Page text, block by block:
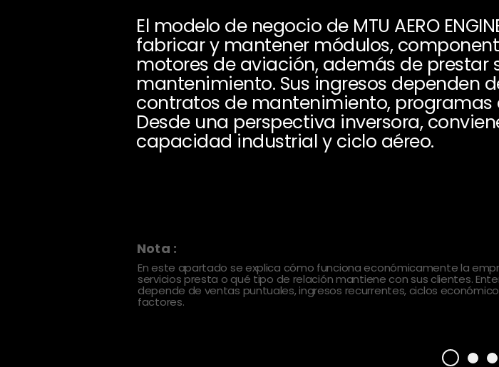
El modelo de negocio de MTU AERO
fabricar y mantener módulos,
motores de aviación, además de prestar
mantenimiento. Sus ingresos dependen
contratos de mantenimiento, programas
Desde una perspectiva inversora,
capacidad industrial y ciclo aéreo.
Nota :
En este apartado se explica cómo funciona económicamente la
servicios presta o qué tipo de relación mantiene con sus clientes.
depende de ventas puntuales, ingresos recurrentes, ciclos
factores.